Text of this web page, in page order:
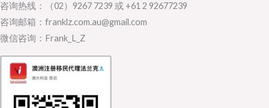
咨询热线：（02）9267 7239 或 +61 2 92677239
咨询邮箱：franklz.com.au@gmail.com
微信咨询：Frank_L_Z